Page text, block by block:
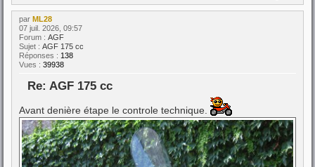
par ML28
07 juil. 2026, 09:57
Forum : AGF
Sujet : AGF 175 cc
Réponses : 138
Vues : 39938
Re: AGF 175 cc
Avant denière étape le controle technique.